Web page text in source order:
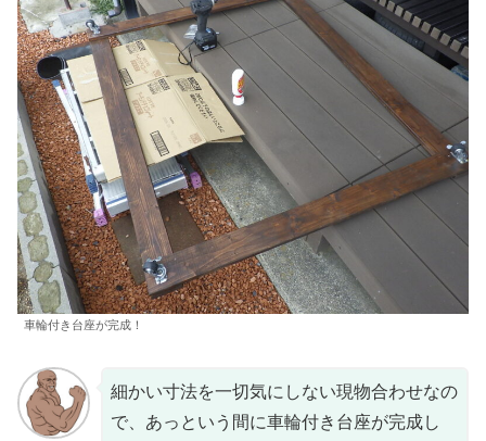
車輪付き台座が完成！
細かい寸法を一切気にしない現物合わせなの
で、あっという間に車輪付き台座が完成し